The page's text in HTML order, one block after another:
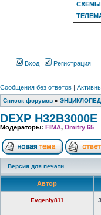
Вход Регистрация
Сообщения без ответов |
Список форумов »
DEXP
Модераторы: FIMA, Dmitry 65
Версия для печати
Автор
Evgeniy811